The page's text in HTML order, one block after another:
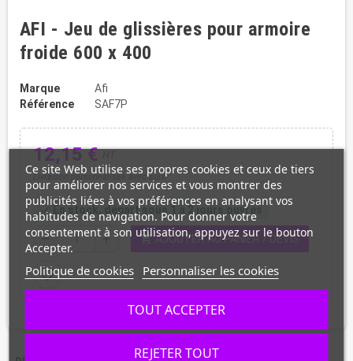
AFI - Jeu de glissières pour armoire
froide 600 x 400
Marque
Afi
Référence
SAF7P
12,15 €
Livraison personnalisée avec suivi
check En stock, départ sous 1 à 2 jours ouvrés
remove add shopping_cart AJOUTER AU PANIER / DEVIS
favorite_border
Ce site Web utilise ses propres cookies et ceux de tiers
pour améliorer nos services et vous montrer des
publicités liées à vos préférences en analysant vos
habitudes de navigation. Pour donner votre
consentement à son utilisation, appuyez sur le bouton
Accepter.
Politique de cookies Personnaliser les cookies
REJETER TOUT
TOUT ACCEPTER